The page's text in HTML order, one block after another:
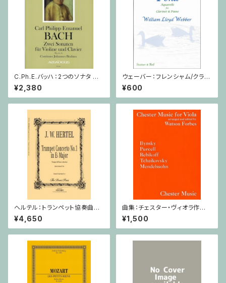
C.Ph.E.バッハ：2つのソナタ Wq
76, 78 / ヴァイオリン・ピアノ
¥2,380
ウェーバー：フレンシャム/クラリ
ネット・ピアノ
¥600
ヘルテル：トランペット協奏曲第1
番 変ホ長調/トランペット・ピア
ノ
¥4,650
曲集：チェスター・ヴィオラ作品
集 / ヴィオラ・ピアノ
¥1,500